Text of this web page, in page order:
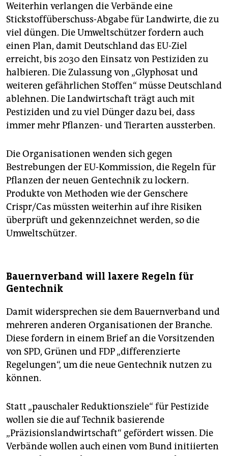
Weiterhin verlangen die Verbände eine
Stickstoffüberschuss-Abgabe für Landwirte, die zu
viel düngen. Die Umweltschützer fordern auch
einen Plan, damit Deutschland das EU-Ziel
erreicht, bis 2030 den Einsatz von Pestiziden zu
halbieren. Die Zulassung von „Glyphosat und
weiteren gefährlichen Stoffen“ müsse Deutschland
ablehnen. Die Landwirtschaft trägt auch mit
Pestiziden und zu viel Dünger dazu bei, dass
immer mehr Pflanzen- und Tierarten aussterben.
Die Organisationen wenden sich gegen
Bestrebungen der EU-Kommission, die Regeln für
Pflanzen der neuen Gentechnik zu lockern.
Produkte von Methoden wie der Genschere
Crispr/Cas müssten weiterhin auf ihre Risiken
überprüft und gekennzeichnet werden, so die
Umweltschützer.
Bauernverband will laxere Regeln für
Gentechnik
Damit widersprechen sie dem Bauernverband und
mehreren anderen Organisationen der Branche.
Diese fordern in einem Brief an die Vorsitzenden
von SPD, Grünen und FDP „differenzierte
Regelungen“, um die neue Gentechnik nutzen zu
können.
Statt „pauschaler Reduktionsziele“ für Pestizide
wollen sie die auf Technik basierende
„Präzisionslandwirtschaft“ gefördert wissen. Die
Verbände wollen auch einen vom Bund initiierten